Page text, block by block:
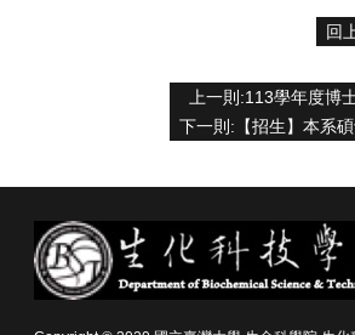
佈
學
系
簡
回
上一則:113學年度博